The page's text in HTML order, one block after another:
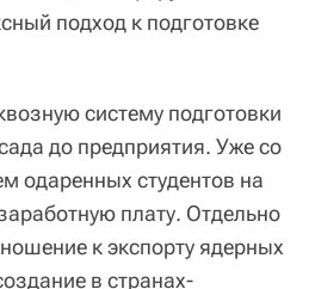
подход к подготовке
систему подготовки
до предприятия. Уже со
одаренных студентов на
плату. Отдельно
к экспорту ядерных
в странах-